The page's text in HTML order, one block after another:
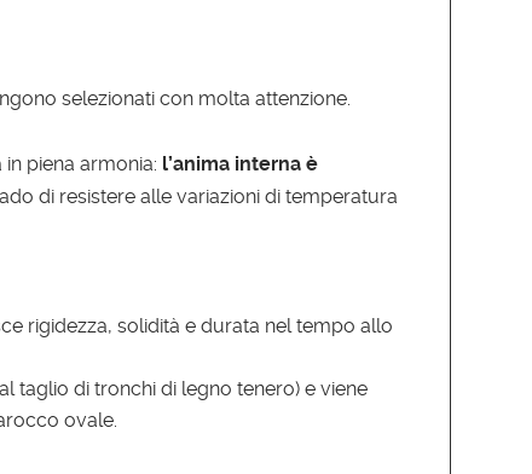
selezionati con molta attenzione.
piena armonia: l’anima interna è
di resistere alle variazioni di temperatura
rigidezza, solidità e durata nel tempo allo
taglio di tronchi di legno tenero) e viene
ovale.